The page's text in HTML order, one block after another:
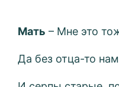
Мать – Мне это
Да без отца-то